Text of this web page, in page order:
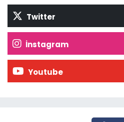
Twitter
İnstagram
Youtube